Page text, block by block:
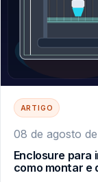
ARTIGO
08 de agosto
Enclosure para
como montar e